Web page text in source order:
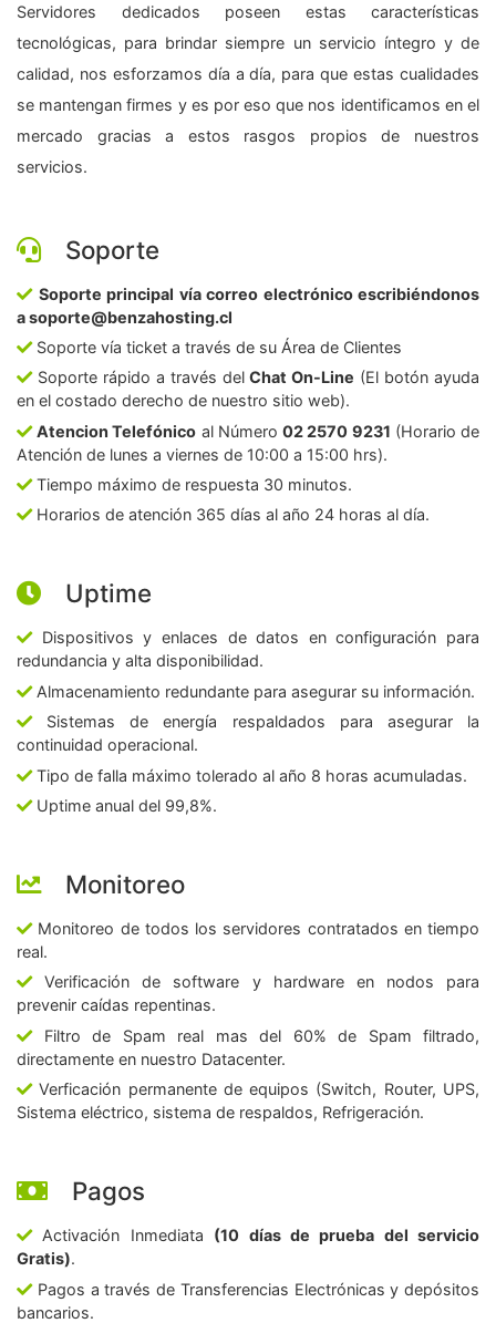
Servidores dedicados poseen estas características
tecnológicas, para brindar siempre un servicio íntegro y de
calidad, nos esforzamos día a día, para que estas cualidades
se mantengan firmes y es por eso que nos identificamos en el
mercado gracias a estos rasgos propios de nuestros
servicios.
Soporte
Soporte principal vía correo electrónico escribiéndonos
a soporte@benzahosting.cl
Soporte vía ticket a través de su Área de Clientes
Soporte rápido a través delChat On-Line (El botón ayuda
en el costado derecho de nuestro sitio web).
Atencion Telefónico al Número02 2570 9231 (Horario de
Atención de lunes a viernes de 10:00 a 15:00 hrs).
Tiempo máximo de respuesta 30 minutos.
Horarios de atención 365 días al año 24 horas al día.
Uptime
Dispositivos y enlaces de datos en configuración para
redundancia y alta disponibilidad.
Almacenamiento redundante para asegurar su información.
Sistemas de energía respaldados para asegurar la
continuidad operacional.
Tipo de falla máximo tolerado al año 8 horas acumuladas.
Uptime anual del 99,8%.
Monitoreo
Monitoreo de todos los servidores contratados en tiempo
real.
Verificación de software y hardware en nodos para
prevenir caídas repentinas.
Filtro de Spam real mas del 60% de Spam filtrado,
directamente en nuestro Datacenter.
Verficación permanente de equipos (Switch, Router, UPS,
Sistema eléctrico, sistema de respaldos, Refrigeración.
Pagos
Activación Inmediata (10 días de prueba del servicio
Gratis).
Pagos a través de Transferencias Electrónicas y depósitos
bancarios.